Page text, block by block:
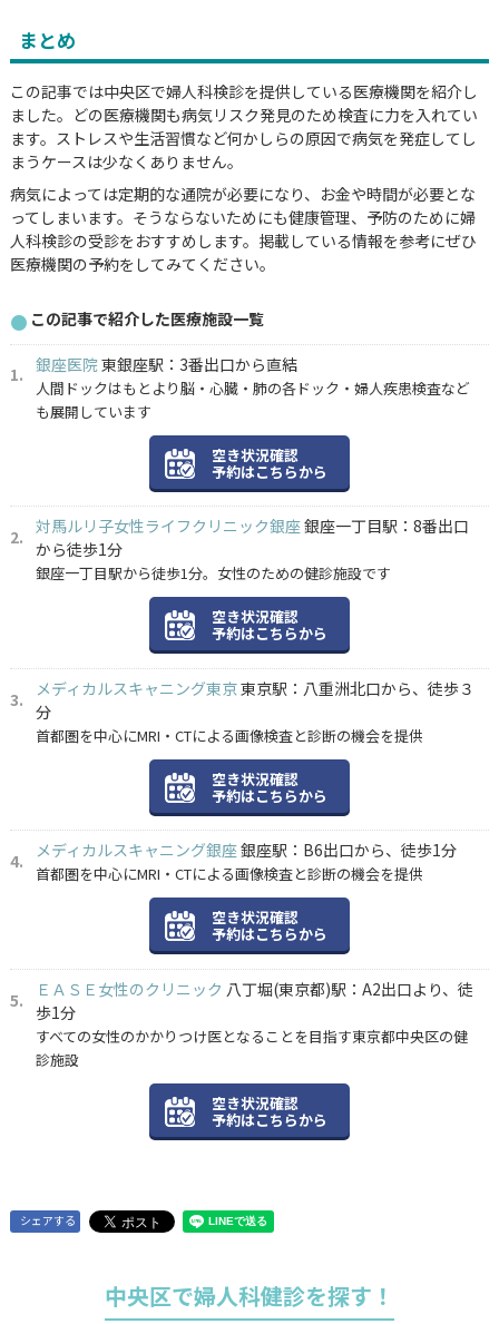
まとめ
この記事では中央区で婦人科検診を提供している医療機関を紹介し
ました。どの医療機関も病気リスク発見のため検査に力を入れてい
ます。ストレスや生活習慣など何かしらの原因で病気を発症してし
まうケースは少なくありません。
病気によっては定期的な通院が必要になり、お金や時間が必要とな
ってしまいます。そうならないためにも健康管理、予防のために婦
人科検診の受診をおすすめします。掲載している情報を参考にぜひ
医療機関の予約をしてみてください。
この記事で紹介した医療施設一覧
銀座医院 東銀座駅：3番出口から直結
人間ドックはもとより脳・心臓・肺の各ドック・婦人疾患検査など
も展開しています
空き状況確認
予約はこちらから
対馬ルリ子女性ライフクリニック銀座銀座一丁目駅：8番出口
から徒歩1分
銀座一丁目駅から徒歩1分。女性のための健診施設です
空き状況確認
予約はこちらから
メディカルスキャニング東京東京駅：八重洲北口から、徒歩３
分
首都圏を中心にMRI・CTによる画像検査と診断の機会を提供
空き状況確認
予約はこちらから
メディカルスキャニング銀座銀座駅：B6出口から、徒歩1分
首都圏を中心にMRI・CTによる画像検査と診断の機会を提供
空き状況確認
予約はこちらから
ＥＡＳＥ女性のクリニック 八丁堀(東京都)駅：A2出口より、徒
歩1分
すべての女性のかかりつけ医となることを目指す東京都中央区の健
診施設
空き状況確認
予約はこちらから
シェアする
中央区で婦人科健診を探す！